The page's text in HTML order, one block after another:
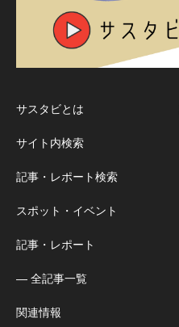
サスタビとは
サイト内検索
記事・レポート検索
スポット・イベント
記事・レポート
― 全記事一覧
関連情報